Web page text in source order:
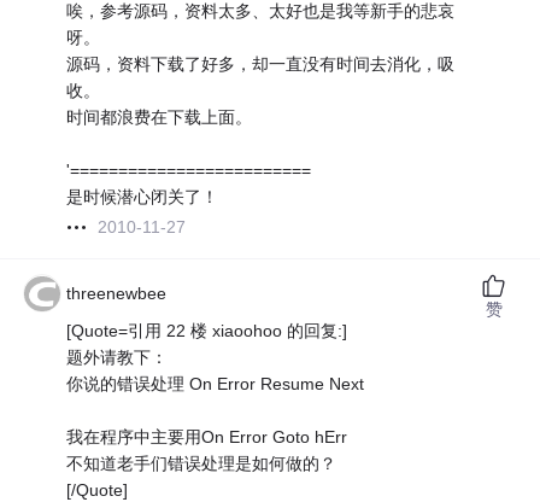
唉，参考源码，资料太多、太好也是我等新手的悲哀
呀。
源码，资料下载了好多，却一直没有时间去消化，吸
收。
时间都浪费在下载上面。
'=========================
是时候潜心闭关了！
2010-11-27
threenewbee
[Quote=引用 22 楼 xiaoohoo 的回复:]
题外请教下：
你说的错误处理 On Error Resume Next
我在程序中主要用On Error Goto hErr
不知道老手们错误处理是如何做的？
[/Quote]
赞